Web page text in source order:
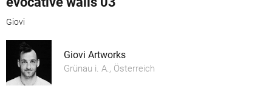
Giovi
Giovi Artworks
Grünau i. A., Österreich